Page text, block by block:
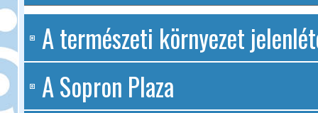
A természeti környezet
A Sopron Plaza